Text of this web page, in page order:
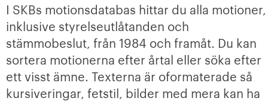
-
Om oss
-
Föreningen
Medlemsmöten
Medlemskap i SKB
I SKBs motionsdatabas hittar du alla motioner,
inklusive styrelseutlåtanden och
stämmobeslut, från 1984 och framåt. Du kan
sortera motionerna efter årtal eller söka efter
ett visst ämne. Texterna är oformaterade så
kursiveringar, fetstil, bilder med mera kan ha